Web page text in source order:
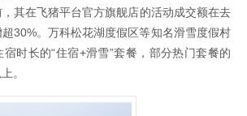
其在飞猪平台官方旗舰店的活动成交额在去
30%。万科松花湖度假区等知名滑雪度假村
时长的“住宿+滑雪”套餐，部分热门套餐的
。